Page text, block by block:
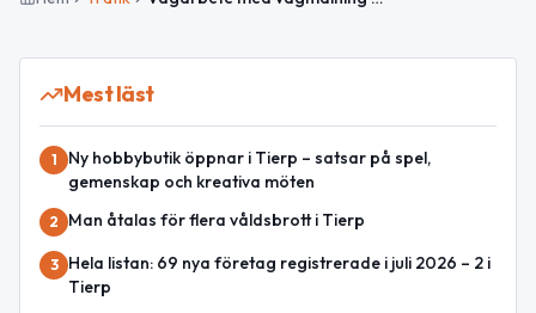
Mest läst
1
Ny hobbybutik öppnar i Tierp – satsar på spel,
gemenskap och kreativa möten
2 Man åtalas för flera våldsbrott i Tierp
3
Hela listan: 69 nya företag registrerade i juli 2026 – 2 i
Tierp